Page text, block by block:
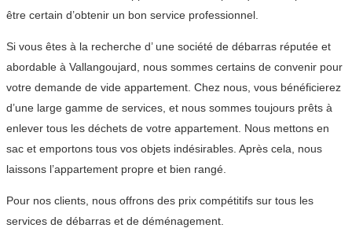
être certain d’obtenir un bon service professionnel.
Si vous êtes à la recherche d’ une société de débarras réputée et
abordable à Vallangoujard, nous sommes certains de convenir pour
votre demande de vide appartement. Chez nous, vous bénéficierez
d’une large gamme de services, et nous sommes toujours prêts à
enlever tous les déchets de votre appartement. Nous mettons en
sac et emportons tous vos objets indésirables. Après cela, nous
laissons l’appartement propre et bien rangé.
Pour nos clients, nous offrons des prix compétitifs sur tous les
services de débarras et de déménagement.